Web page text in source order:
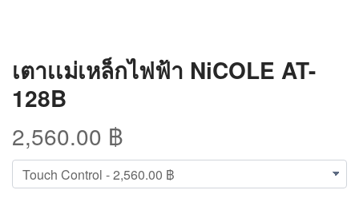
เตาเเม่เหล็กไฟฟ้า NiCOLE AT-
128B
2,560.00 ฿